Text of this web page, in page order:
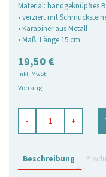
Material: handgeknüpftes
• verziert mit
• Karabiner aus Metall
• Maß: Länge 15 cm
19,50 €
inkl. MwSt.
Vorrätig
Jacky
orange-
Menge
- +
Beschreibung